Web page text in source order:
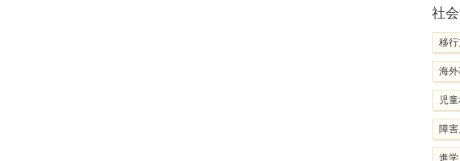
社
移行
海
児
障
進学